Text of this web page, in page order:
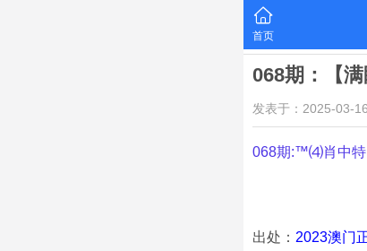
首页
068期：【
发表于：2025-03-
068期:™⑷肖中
出处： 2023澳门